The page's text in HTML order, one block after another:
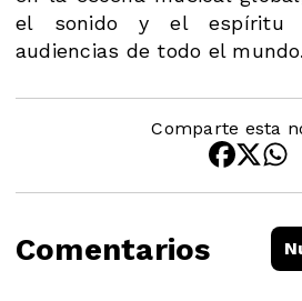
el sonido y el espíritu
audiencias de todo el mundo.
Comparte esta
Comentarios